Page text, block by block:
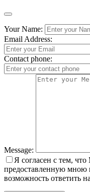
Your Name:
Email Address:
Contact phone:
Message:
Я согласен с тем, что
предоставленную
возможность ответить